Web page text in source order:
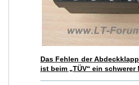
Das Fehlen der
ist beim „TÜV“ ein schwerer